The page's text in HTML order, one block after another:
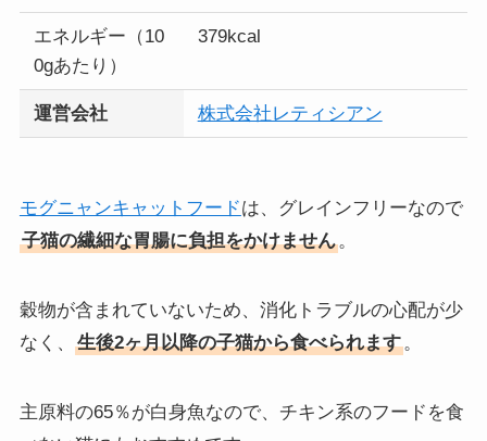
エネルギー（10
0gあたり）
379kcal
運営会社 株式会社レティシアン
モグニャンキャットフードは、グレインフリーなので
子猫の繊細な胃腸に負担をかけません。
穀物が含まれていないため、消化トラブルの心配が少
なく、
生後2ヶ月以降の子猫から食べられます。
主原料の65％が白身魚なので、チキン系のフードを食